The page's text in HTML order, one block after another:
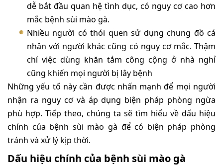
dễ bắt đầu quan hệ tình dục, có nguy cơ cao hơn
mắc bệnh sùi mào gà.
Nhiều người có thói quen sử dụng chung đồ cá
nhân với người khác cũng có nguy cơ mắc. Thậm
chí việc dùng khăn tắm công cộng ở nhà nghỉ
cũng khiến mọi người bị lây bệnh
Những yếu tố này cần được nhấn mạnh để mọi người
nhận ra nguy cơ và áp dụng biện pháp phòng ngừa
phù hợp. Tiếp theo, chúng ta sẽ tìm hiểu về dấu hiệu
chính của bệnh sùi mào gà để có biện pháp phòng
tránh và xử lý kịp thời.
Dấu hiệu chính của bệnh sùi mào gà